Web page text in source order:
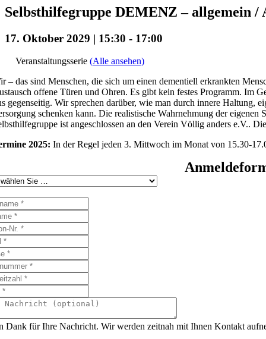
Selbsthilfegruppe DEMENZ – allgemein /
17. Oktober 2029 | 15:30 - 17:00
Veranstaltungsserie (Alle ansehen)
– das sind Menschen, die sich um einen dementiell erkrankten
offene Türen und Ohren. Es gibt kein festes Programm. Im
gegenseitig. Wir sprechen darüber, wie man durch innere Haltung,
schenken kann. Die realistische Wahrnehmung der
ist angeschlossen an den Verein Völlig anders e.V..
2025: In der Regel jeden 3. Mittwoch im Monat von 15.30-
Dank für Ihre Nachricht. Wir werden zeitnah mit Ihnen Kontakt